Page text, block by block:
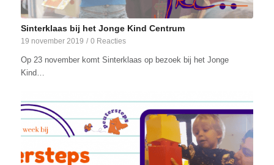
Sinterklaas bij het Jonge Kind Centrum
19 november 2019 / 0 Reacties
Op 23 november komt Sinterklaas op bezoek bij het Jonge
Kind…